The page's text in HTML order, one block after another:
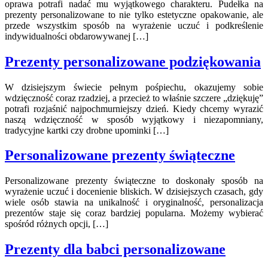
oprawa potrafi nadać mu wyjątkowego charakteru. Pudełka na
prezenty personalizowane to nie tylko estetyczne opakowanie, ale
przede wszystkim sposób na wyrażenie uczuć i podkreślenie
indywidualności obdarowywanej […]
Prezenty personalizowane podziękowania
W dzisiejszym świecie pełnym pośpiechu, okazujemy sobie
wdzięczność coraz rzadziej, a przecież to właśnie szczere „dziękuję”
potrafi rozjaśnić najpochmurniejszy dzień. Kiedy chcemy wyrazić
naszą wdzięczność w sposób wyjątkowy i niezapomniany,
tradycyjne kartki czy drobne upominki […]
Personalizowane prezenty świąteczne
Personalizowane prezenty świąteczne to doskonały sposób na
wyrażenie uczuć i docenienie bliskich. W dzisiejszych czasach, gdy
wiele osób stawia na unikalność i oryginalność, personalizacja
prezentów staje się coraz bardziej popularna. Możemy wybierać
spośród różnych opcji, […]
Prezenty dla babci personalizowane